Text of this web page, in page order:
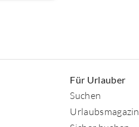
Für Urlauber
Suchen
Urlaubsmagazin